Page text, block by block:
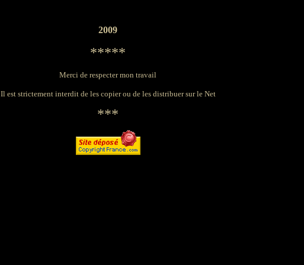
2009
*****
Merci de respecter mon travail
Il est strictement interdit de les copier ou de les distribuer sur le Net
***